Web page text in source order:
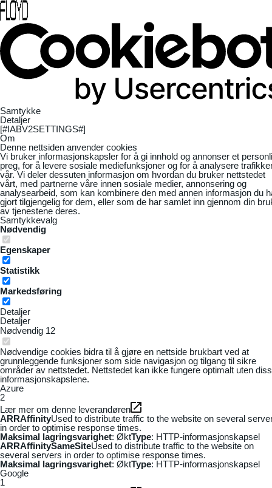
Samtykke
Detaljer
[#IABV2SETTINGS#]
Om
Denne nettsiden anvender cookies
Vi bruker informasjonskapsler for å gi innhold og annonser et
preg, for å levere sosiale mediefunksjoner og for å analysere
vår. Vi deler dessuten informasjon om hvordan du bruker nettstedet
vårt, med partnerne våre innen sosiale medier, annonsering og
analysearbeid, som kan kombinere den med annen informasjon du
gjort tilgjengelig for dem, eller som de har samlet inn gjennom din
av tjenestene deres.
Samtykkevalg
Nødvendig
Egenskaper
Statistikk
Markedsføring
Detaljer
Detaljer
Nødvendig 12
Nødvendige cookies bidra til å gjøre en nettside brukbart ved at
grunnleggende funksjoner som side navigasjon og tilgang til sikre
områder av nettstedet. Nettstedet kan ikke fungere optimalt uten
informasjonskapslene.
Azure
2
Lær mer om denne leverandøren
ARRAffinityUsed to distribute traffic to the website on several
in order to optimise response times.
Maksimal lagringsvarighet: ØktType: HTTP-informasjonskapsel
ARRAffinitySameSiteUsed to distribute traffic to the website on
several servers in order to optimise response times.
Maksimal lagringsvarighet: ØktType: HTTP-informasjonskapsel
Google
1